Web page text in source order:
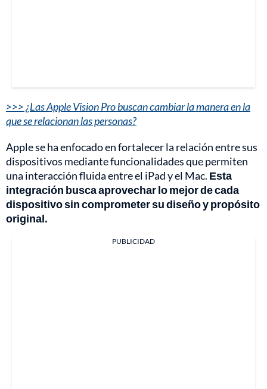
>>> ¿Las Apple Vision Pro buscan cambiar la manera en la
que se relacionan las personas?
Apple se ha enfocado en fortalecer la relación entre sus
dispositivos mediante funcionalidades que permiten
una interacción fluida entre el iPad y el Mac. Esta
integración busca aprovechar lo mejor de cada
dispositivo sin comprometer su diseño y propósito
original.
PUBLICIDAD